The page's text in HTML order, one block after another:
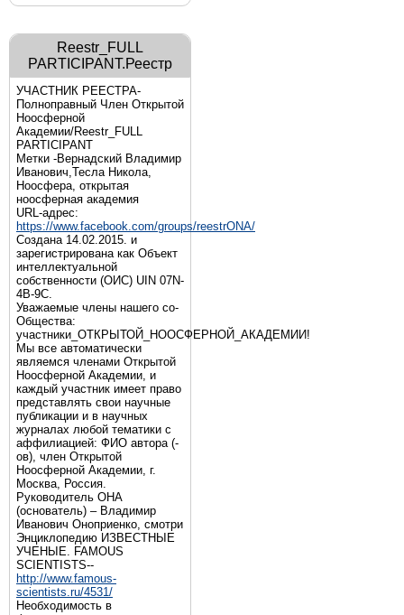
Reestr_FULL
PARTICIPANT.Реестр
УЧАСТНИК РЕЕСТРА-
Полноправный Член Открытой
Ноосферной
Академии/Reestr_FULL
PARTICIPANT
Метки -Вернадский Владимир
Иванович,Тесла Никола,
Ноосфера, открытая
ноосферная академия
URL-адрес:
https://www.facebook.com/groups/reestrONA/
Создана 14.02.2015. и
зарегистрирована как Объект
интеллектуальной
собственности (ОИС) UIN 07N-
4B-9C.
Уважаемые члены нашего со-
Общества:
участники_ОТКРЫТОЙ_НООСФЕРНОЙ_АКАДЕМИИ!
Мы все автоматически
являемся членами Открытой
Ноосферной Академии, и
каждый участник имеет право
представлять свои научные
публикации и в научных
журналах любой тематики с
аффилиацией: ФИО автора (-
ов), член Открытой
Ноосферной Академии, г.
Москва, Россия.
Руководитель ОНА
(основатель) – Владимир
Иванович Оноприенко, смотри
Энциклопедию ИЗВЕСТНЫЕ
УЧЕНЫЕ. FAMOUS
SCIENTISTS--
http://www.famous-
scientists.ru/4531/
Необходимость в